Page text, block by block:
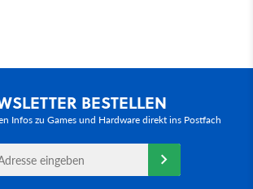
BESTELLEN
Infos zu Games und Hardware direkt ins Postfach